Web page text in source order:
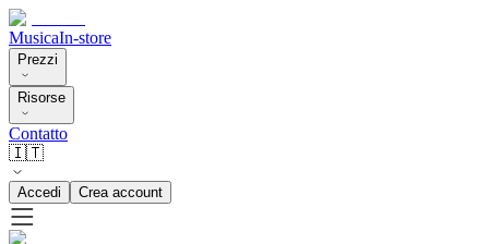
MusicaIn-store
Prezzi
Risorse
Contatto
🇮🇹
Accedi Crea account